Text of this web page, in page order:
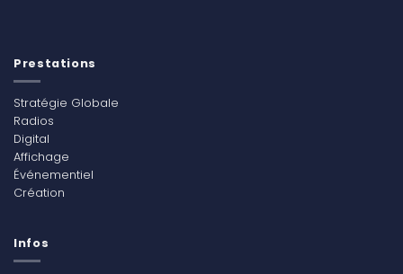
Prestations
Stratégie Globale
Radios
Digital
Affichage
Événementiel
Création
Infos